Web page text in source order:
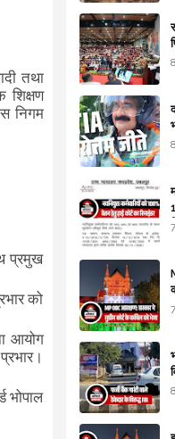
तथा
शिक्षण
निगम
प्रमुख
को
आयोग
भोपाल